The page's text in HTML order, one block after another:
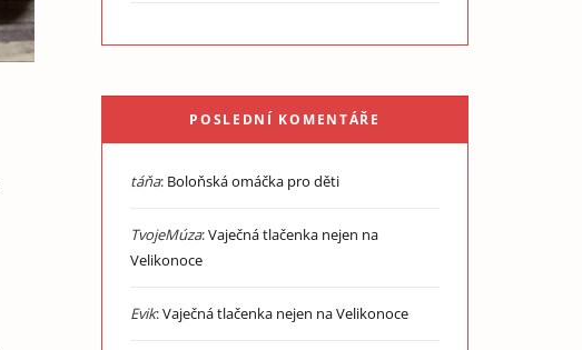
POSLEDNÍ KOMENTÁŘE
táňa: Boloňská omáčka pro děti
TvojeMúza:Vaječná tlačenka nejen na
Velikonoce
Evik:Vaječná tlačenka nejen na Velikonoce